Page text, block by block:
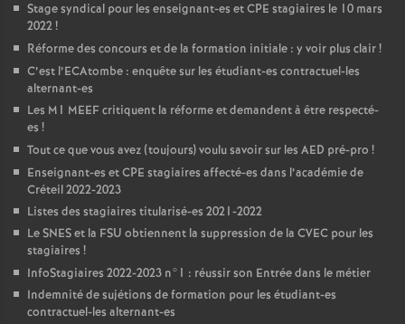
Stage syndical pour les enseignant-es etCPE stagiaires le 10 mars
2022!
Réforme des concours et de la formation initiale : y voir plus clair!
C’est l’ECAtombe : enquête sur les étudiant-es contractuel-les
alternant-es
Les M1 MEEFcritiquent la réforme et demandent à être respecté-
es !
Tout ce que vous avez (toujours) voulu savoir sur les AED pré-pro !
Enseignant-es etCPE stagiaires affecté-es dans l’académie de
Créteil 2022-2023
Listes des stagiaires titularisé-es 2021-2022
LeSNESet la FSU obtiennent la suppression de la CVEC pour les
stagiaires !
InfoStagiaires 2022-2023 n°1 : réussir son Entrée dans le métier
Indemnité de sujétions de formation pour les étudiant-es
contractuel-les alternant-es